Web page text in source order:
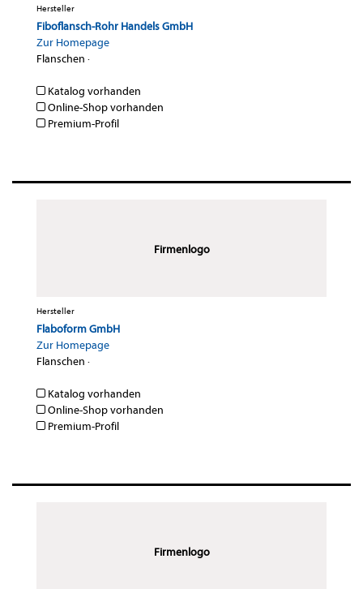
Hersteller
Fiboflansch-Rohr Handels GmbH
Zur Homepage
Flanschen ·
Katalog vorhanden
Online-Shop vorhanden
Premium-Profil
Firmenlogo
Hersteller
Flaboform GmbH
Zur Homepage
Flanschen ·
Katalog vorhanden
Online-Shop vorhanden
Premium-Profil
Firmenlogo